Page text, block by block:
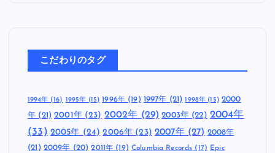
こだわりのタグ
1994年(16) 1995年 (15) 1996年(19) 1997年 (21) 1998年 (15) 2000
年 (21) 2001年(23) 2002年 (29) 2003年 (22) 2004年
(33) 2005年 (24) 2006年 (23) 2007年(27) 2008年
(21) 2009年 (20) 2011年 (19) Columbia Records (17) Epic